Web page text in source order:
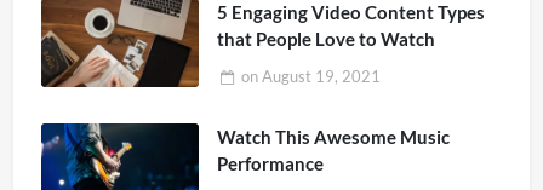
5 Engaging Video Content Types
that People Love to Watch
onAugust 19, 2021
Watch This Awesome Music
Performance